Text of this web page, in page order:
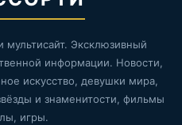
Эксклюзивный
информации. Новости,
искусство, девушки мира,
и знаменитости, фильмы
игры.